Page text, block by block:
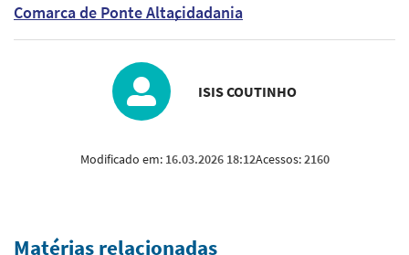
Comarca de Ponte Altacidadania
ISIS COUTINHO
Modificado em: 16.03.2026 18:12Acessos:2160
Matérias relacionadas